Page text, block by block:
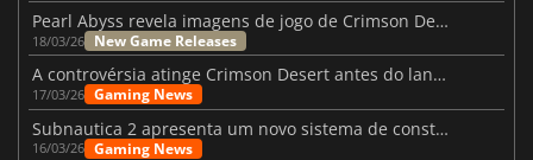
Pearl Abyss revela imagens de jogo de Crimson Desert para a PS5
18/03/26 New Game Releases
A controvérsia atinge Crimson Desert antes do lançamento
17/03/26 Gaming News
Subnautica 2 apresenta um novo sistema de construção de bases
16/03/26 Gaming News